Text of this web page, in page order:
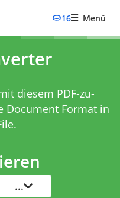
16 Menü
diesem PDF-zu-
Document Format in
...